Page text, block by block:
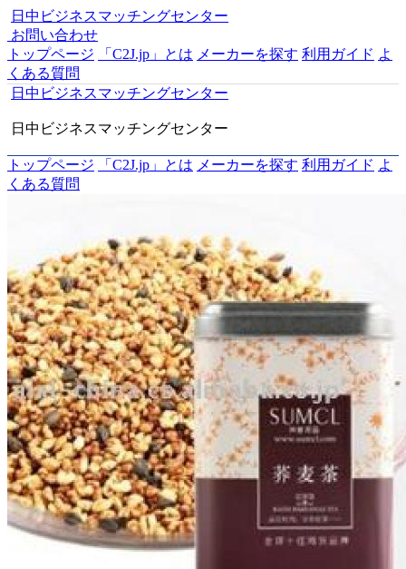
日中ビジネスマッチングセンター
お問い合わせ
トップページ
「C2J.jp」とは メーカーを探す 利用ガイド よ
くある質問
日中ビジネスマッチングセンター
日中ビジネスマッチングセンター
トップページ 「C2J.jp」とは メーカーを探す 利用ガイド よ
くある質問